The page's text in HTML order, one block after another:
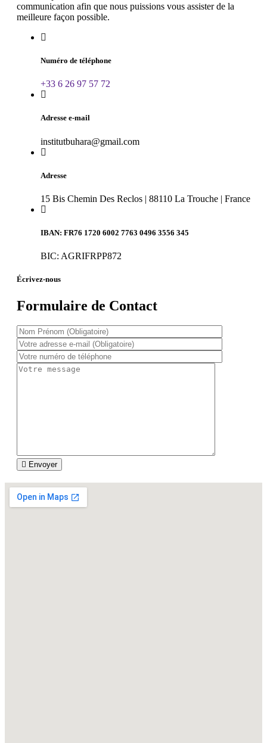
communication afin que nous puissions vous assister de la
meilleure façon possible.
Numéro de téléphone
+33 6 26 97 57 72
Adresse e-mail
institutbuhara@gmail.com
Adresse
15 Bis Chemin Des Reclos | 88110 La Trouche | France
IBAN: FR76 1720 6002 7763 0496 3556 345
BIC: AGRIFRPP872
Écrivez-nous
Formulaire de Contact
Envoyer